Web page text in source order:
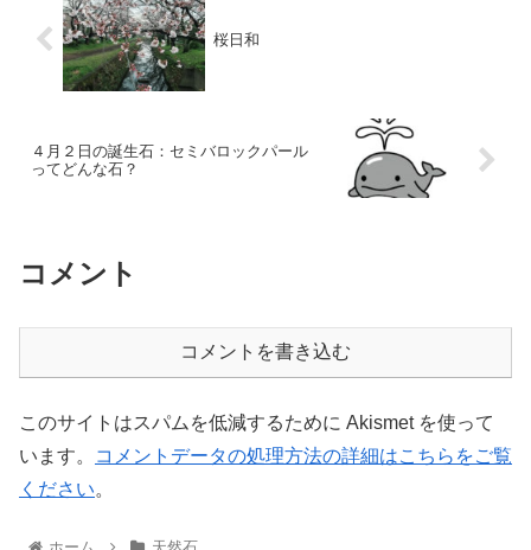
桜日和
４月２日の誕生石：セミバロックパール
ってどんな石？
コメント
コメントを書き込む
このサイトはスパムを低減するために Akismet を使って
います。
コメントデータの処理方法の詳細はこちらをご覧
ください。